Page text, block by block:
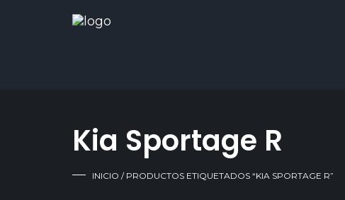
Kia Sportage R
INICIO / PRODUCTOS ETIQUETADOS “KIA SPORTAGE R”